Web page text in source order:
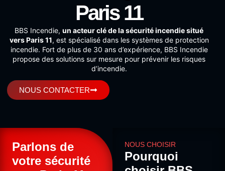
Paris 11
BBS Incendie, un acteur clé de la sécurité incendie situé
vers Paris 11, est spécialisé dans les systèmes de protection
incendie. Fort de plus de 30 ans d’expérience, BBS Incendie
propose des solutions sur mesure pour prévenir les risques
d’incendie.
NOUS CONTACTER
Parlons de
votre sécurité
NOUS CHOISIR
Pourquoi